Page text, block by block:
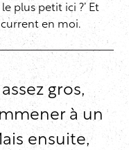
plus petit ici ?’ Et
en moi.
gros,
à un
ensuite,